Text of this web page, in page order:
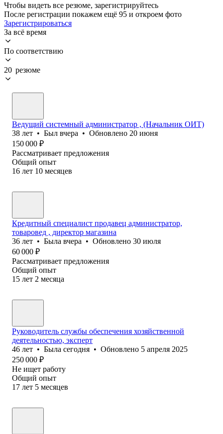
Чтобы видеть все резюме, зарегистрируйтесь
После регистрации покажем ещё 95 и откроем фото
Зарегистрироваться
За всё время
По соответствию
20 резюме
Ведущий системный администратор , (Начальник ОИТ)
38 лет • Был вчера • Обновлено 20 июня
150 000 ₽
Рассматривает предложения
Общий опыт
16 лет 10 месяцев
Кредитный специалист продавец администратор,
товаровед , директор магазина
36 лет • Была вчера • Обновлено 30 июля
60 000 ₽
Рассматривает предложения
Общий опыт
15 лет 2 месяца
Руководитель службы обеспечения хозяйственной
деятельностью, эксперт
46 лет • Была сегодня • Обновлено 5 апреля 2025
250 000 ₽
Не ищет работу
Общий опыт
17 лет 5 месяцев